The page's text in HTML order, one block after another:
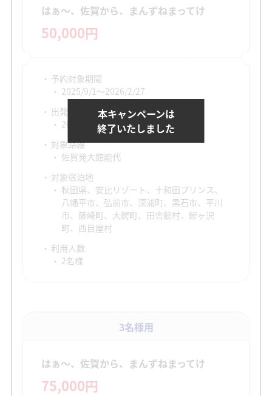
はぁ～、佐賀から、まんずねまってけ
50,000円
予約対象期間
2025/9/1～2026/2/27
出発対象期間
2025/11/1～2026/2/28
対象路線
佐賀発大館能代
対象宿泊地
秋田県、安比リゾート、十和田プリンス、
八幡平市、弘前市、深浦町、黒石市、平川
市、藤崎町、大鰐町、田舎館村、鰺ヶ沢
町、西目屋村
利用人数
2名様
本キャンペーンは
終了いたしました
3名様用
はぁ～、佐賀から、まんずねまってけ
75,000円